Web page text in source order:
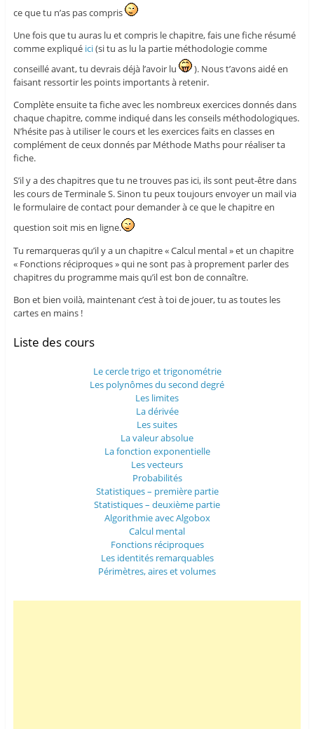
ce que tu n’as pas compris
Une fois que tu auras lu et compris le chapitre, fais une fiche résumé
comme expliqué ici(si tu as lu la partie méthodologie comme
conseillé avant, tu devrais déjà l’avoir lu
). Nous t’avons aidé en
faisant ressortir les points importants à retenir.
Complète ensuite ta fiche avec les nombreux exercices donnés dans
chaque chapitre, comme indiqué dans les conseils méthodologiques.
N’hésite pas à utiliser le cours et les exercices faits en classes en
complément de ceux donnés par Méthode Maths pour réaliser ta
fiche.
S’il y a des chapitres que tu ne trouves pas ici, ils sont peut-être dans
les cours de Terminale S. Sinon tu peux toujours envoyer un mail via
le formulaire de contact pour demander à ce que le chapitre en
question soit mis en ligne.
Tu remarqueras qu’il y a un chapitre « Calcul mental » et un chapitre
« Fonctions réciproques » qui ne sont pas à proprement parler des
chapitres du programme mais qu’il est bon de connaître.
Bon et bien voilà, maintenant c’est à toi de jouer, tu as toutes les
cartes en mains !
Liste des cours
Le cercle trigo et trigonométrie
Les polynômes du second degré
Les limites
La dérivée
Les suites
La valeur absolue
La fonction exponentielle
Les vecteurs
Probabilités
Statistiques – première partie
Statistiques – deuxième partie
Algorithmie avec Algobox
Calcul mental
Fonctions réciproques
Les identités remarquables
Périmètres, aires et volumes